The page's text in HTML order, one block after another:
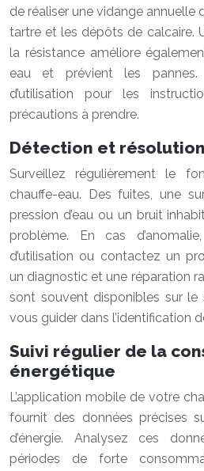
de réaliser une vidange annuelle
tartre et les dépôts de calcaire.
la résistance améliore
eau et prévient les
d’utilisation pour les
précautions à prendre.
Détection et
Surveillez régulièrement le
chauffe-eau. Des fuites, une
pression d’eau ou un bruit
problème. En cas
d’utilisation ou contactez un
un diagnostic et une réparation
sont souvent disponibles sur le
vous guider dans l’identification
Suivi régulier de la
énergétique
L’application mobile de votre
fournit des données précises
d’énergie. Analysez ces
périodes de forte